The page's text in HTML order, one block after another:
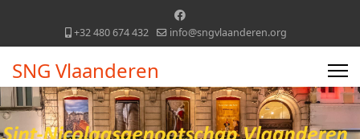
+32 480 674 432 info@sngvlaanderen.org
SNG Vlaanderen